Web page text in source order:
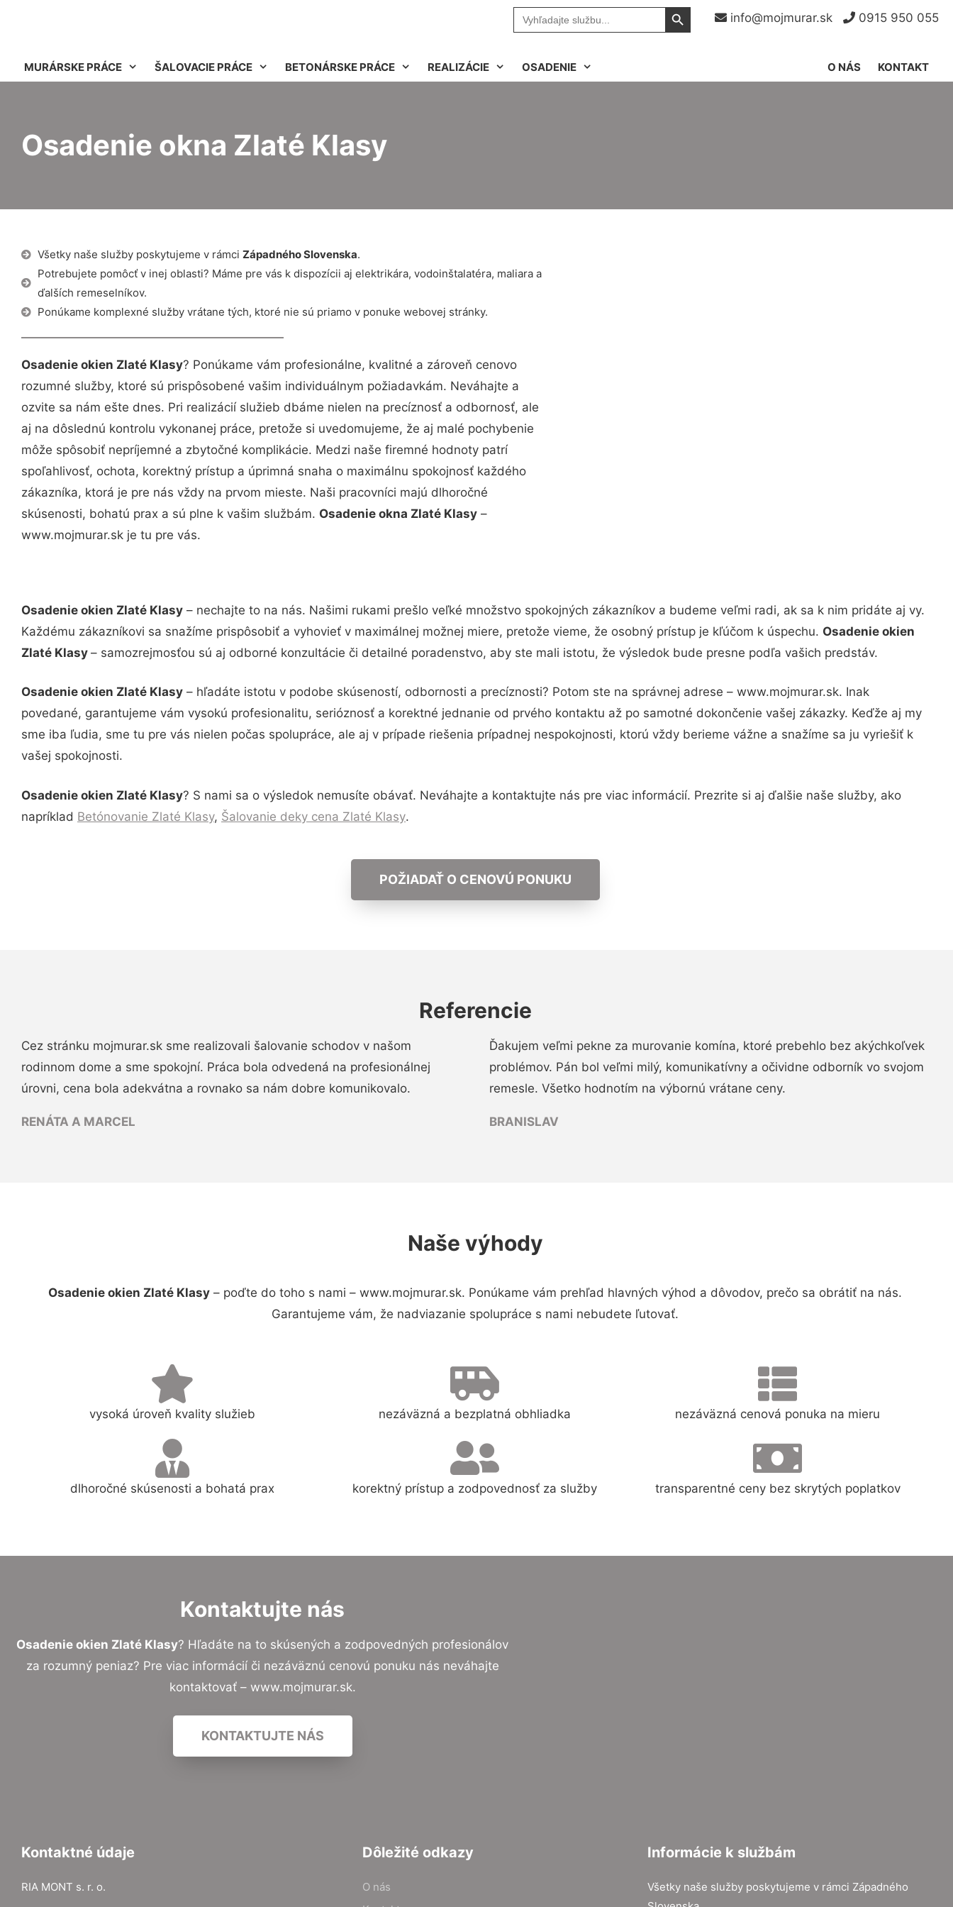
info@mojmurar.sk 0915 950 055
Search
for:
Search Button
MURÁRSKE PRÁCE ŠALOVACIE PRÁCE BETONÁRSKE PRÁCE REALIZÁCIE OSADENIE KONTAKT
O NÁS
Osadenie okna Zlaté Klasy
Všetky naše služby poskytujeme v rámci Západného Slovenska.
Potrebujete pomôcť v inej oblasti? Máme pre vás k dispozícii aj elektrikára, vodoinštalatéra, maliara a
ďalších remeselníkov.
Ponúkame komplexné služby vrátane tých, ktoré nie sú priamo v ponuke webovej stránky.
Osadenie okien Zlaté Klasy? Ponúkame vám profesionálne, kvalitné a zároveň cenovo
rozumné služby, ktoré sú prispôsobené vašim individuálnym požiadavkám. Neváhajte a
ozvite sa nám ešte dnes. Pri realizácií služieb dbáme nielen na precíznosť a odbornosť, ale
aj na dôslednú kontrolu vykonanej práce, pretože si uvedomujeme, že aj malé pochybenie
môže spôsobiť nepríjemné a zbytočné komplikácie. Medzi naše firemné hodnoty patrí
spoľahlivosť, ochota, korektný prístup a úprimná snaha o maximálnu spokojnosť každého
zákazníka, ktorá je pre nás vždy na prvom mieste. Naši pracovníci majú dlhoročné
skúsenosti, bohatú prax a sú plne k vašim službám. Osadenie okna Zlaté Klasy –
www.mojmurar.sk je tu pre vás.
Osadenie okien Zlaté Klasy – nechajte to na nás. Našimi rukami prešlo veľké množstvo spokojných zákazníkov a budeme veľmi radi, ak sa k nim pridáte aj vy.
Každému zákazníkovi sa snažíme prispôsobiť a vyhovieť v maximálnej možnej miere, pretože vieme, že osobný prístup je kľúčom k úspechu. Osadenie okien
Zlaté Klasy – samozrejmosťou sú aj odborné konzultácie či detailné poradenstvo, aby ste mali istotu, že výsledok bude presne podľa vašich predstáv.
Osadenie okien Zlaté Klasy – hľadáte istotu v podobe skúseností, odbornosti a precíznosti? Potom ste na správnej adrese – www.mojmurar.sk. Inak
povedané, garantujeme vám vysokú profesionalitu, serióznosť a korektné jednanie od prvého kontaktu až po samotné dokončenie vašej zákazky. Keďže aj my
sme iba ľudia, sme tu pre vás nielen počas spolupráce, ale aj v prípade riešenia prípadnej nespokojnosti, ktorú vždy berieme vážne a snažíme sa ju vyriešiť k
vašej spokojnosti.
Osadenie okien Zlaté Klasy? S nami sa o výsledok nemusíte obávať. Neváhajte a kontaktujte nás pre viac informácií. Prezrite si aj ďalšie naše služby, ako
napríklad Betónovanie Zlaté Klasy, Šalovanie deky cena Zlaté Klasy.
POŽIADAŤ O CENOVÚ PONUKU
Referencie
Cez stránku mojmurar.sk sme realizovali šalovanie schodov v našom
rodinnom dome a sme spokojní. Práca bola odvedená na profesionálnej
úrovni, cena bola adekvátna a rovnako sa nám dobre komunikovalo.
RENÁTA A MARCEL
Ďakujem veľmi pekne za murovanie komína, ktoré prebehlo bez akýchkoľvek
problémov. Pán bol veľmi milý, komunikatívny a očividne odborník vo svojom
remesle. Všetko hodnotím na výbornú vrátane ceny.
BRANISLAV
Naše výhody
Osadenie okien Zlaté Klasy – poďte do toho s nami – www.mojmurar.sk. Ponúkame vám prehľad hlavných výhod a dôvodov, prečo sa obrátiť na nás.
Garantujeme vám, že nadviazanie spolupráce s nami nebudete ľutovať.
vysoká úroveň kvality služieb nezáväzná a bezplatná obhliadka nezáväzná cenová ponuka na mieru
dlhoročné skúsenosti a bohatá prax korektný prístup a zodpovednosť za služby transparentné ceny bez skrytých poplatkov
Kontaktujte nás
Osadenie okien Zlaté Klasy? Hľadáte na to skúsených a zodpovedných profesionálov
za rozumný peniaz? Pre viac informácií či nezáväznú cenovú ponuku nás neváhajte
kontaktovať – www.mojmurar.sk.
KONTAKTUJTE NÁS
Kontaktné údaje
RIA MONT s. r. o.
Dôležité odkazy
O nás
Informácie k službám
Všetky naše služby poskytujeme v rámci Západného